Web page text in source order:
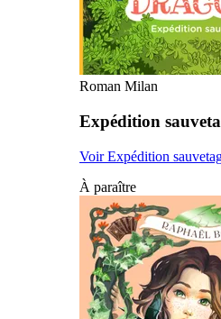
Roman Milan
Expédition
Voir Expédition
À paraître